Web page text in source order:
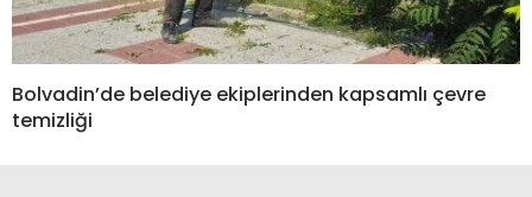
Bolvadin’de belediye ekiplerinden kapsamlı çevre
temizliği